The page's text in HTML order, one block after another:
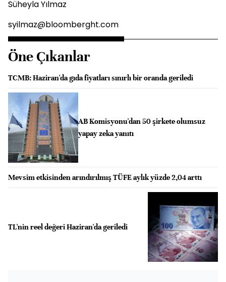
Süheyla Yılmaz
syilmaz@bloomberght.com
Öne Çıkanlar
TCMB: Haziran'da gıda fiyatları sınırlı bir oranda geriledi
AB Komisyonu'dan 50 şirkete olumsuz
yapay zeka yanıtı
Mevsim etkisinden arındırılmış TÜFE aylık yüzde 2,04 arttı
TL'nin reel değeri Haziran'da geriledi